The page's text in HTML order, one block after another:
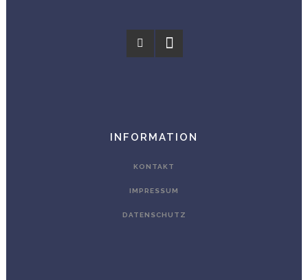
INFORMATION
KONTAKT
IMPRESSUM
DATENSCHUTZ